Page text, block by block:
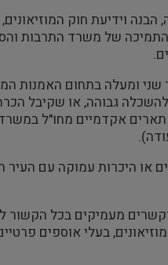
הבנה וידיעת חוק
התמיכה של משרד התרבות
שני ומעלה בתחום האמנות
גבוהה, או שקיבל
אקדמיים מחו"ל במשרד
או היכרות עמוקה עם העיר
וקשרים מעמיקים בכל הקשור
בעלי אוספים